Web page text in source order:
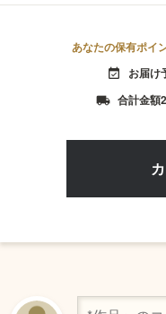
あなたの保有ポイ
event_available お届け
local_shipping 合計金額